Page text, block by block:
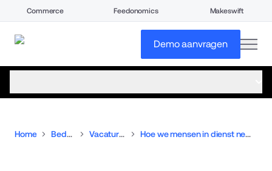
Commerce Feedonomics Makeswift
Demo aanvragen
Home Bedrijf Vacatures Hoe we mensen in dienst nemen